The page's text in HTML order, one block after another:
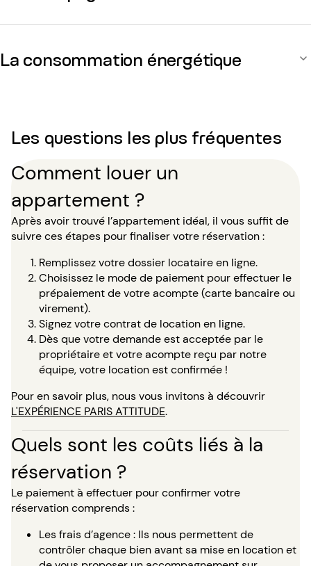
La consommation énergétique
Les questions les plus fréquentes
Comment louer un
appartement ?
Après avoir trouvé l’appartement idéal, il vous suffit de
suivre ces étapes pour finaliser votre réservation :
Remplissez votre dossier locataire en ligne.
Choisissez le mode de paiement pour effectuer le
prépaiement de votre acompte (carte bancaire ou
virement).
Signez votre contrat de location en ligne.
Dès que votre demande est acceptée par le
propriétaire et votre acompte reçu par notre
équipe, votre location est confirmée !
Pour en savoir plus, nous vous invitons à découvrir
L'EXPÉRIENCE PARIS ATTITUDE.
Quels sont les coûts liés à la
réservation ?
Le paiement à effectuer pour confirmer votre
réservation comprends :
Les frais d’agence : Ils nous permettent de
contrôler chaque bien avant sa mise en location et